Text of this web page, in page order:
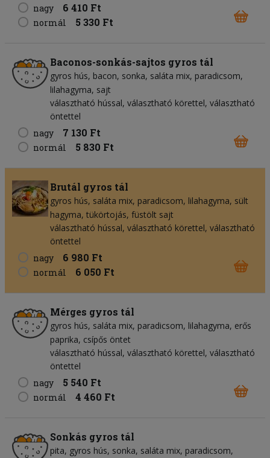
nagy
6 410 Ft
normál 5 330 Ft
Baconos-sonkás-sajtos gyros tál
gyros hús bacon sonka saláta mix paradicsom
lilahagyma sajt
választható hússal, választható körettel, választható
öntettel
nagy
7 130 Ft
normál 5 830 Ft
Brutál gyros tál
gyros hús saláta mix paradicsom lilahagyma sült
hagyma tükörtojás füstölt sajt
választható hússal, választható körettel, választható
öntettel
nagy
6 980 Ft
normál 6 050 Ft
Mérges gyros tál
gyros hús saláta mix paradicsom lilahagyma erős
paprika csípős öntet
választható hússal, választható körettel, választható
öntettel
nagy
5 540 Ft
normál 4 460 Ft
Sonkás gyros tál
pita gyros hús sonka saláta mix paradicsom